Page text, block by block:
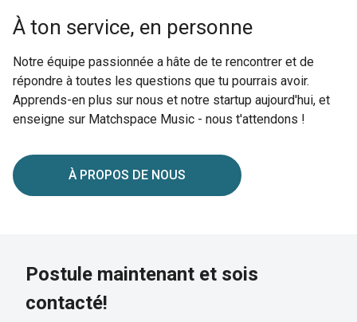
À ton service, en personne
Notre équipe passionnée a hâte de te rencontrer et de
répondre à toutes les questions que tu pourrais avoir.
Apprends-en plus sur nous et notre startup aujourd'hui, et
enseigne sur Matchspace Music - nous t'attendons !
À PROPOS DE NOUS
Postule maintenant et sois
contacté!